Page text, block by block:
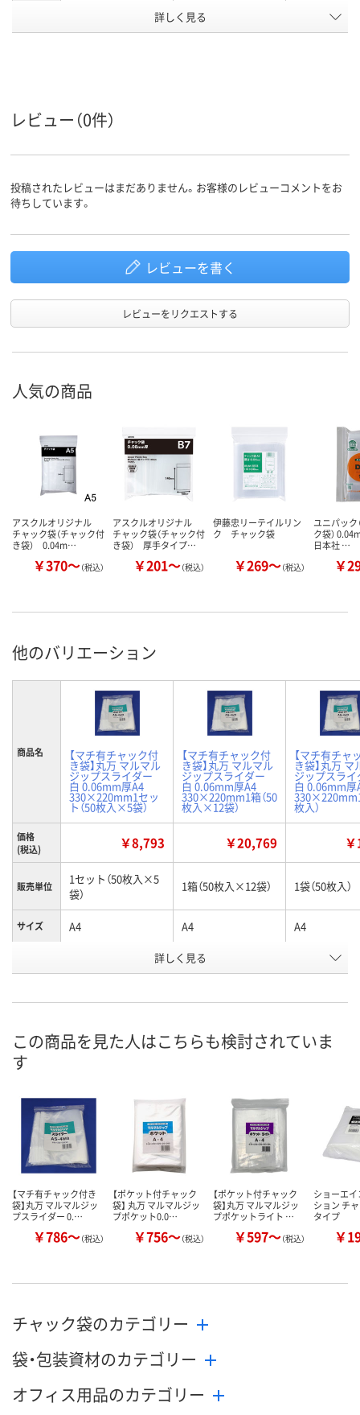
袋入り（吊しひもな
し）
袋入り（吊しひもな
し）
袋入り（吊し
し）
エチレン、LDPE（ツ
ルツルタイプ）
アスクル
スコア
詳しく見る
レビュー（0件）
投稿されたレビューはまだありません。お客様のレビューコメントをお
待ちしています。
レビューを書く
レビューをリクエストする
人気の商品
アスクルオリジナル
チャック袋（チャック付
き袋） 0.04m…
￥370～（税込）
アスクルオリジナル
チャック袋（チャック付
き袋） 厚手タイプ…
￥201～（税込）
伊藤忠リーテイルリン
ク チャック袋
￥269～（税込）
ユニパック
ク袋）
日本社 …
￥
他のバリエーション
商品名 【マチ有チャック付
き袋】丸万 マルマル
ジップスライダー
白 0.06mm厚A4
330×220mm1セッ
ト（50枚入×5袋）
【マチ有チャック付
き袋】丸万 マルマル
ジップスライダー
白 0.06mm厚A4
330×220mm1箱（50
枚入×12袋）
【マチ有チャ
き袋】丸万 マ
ジップスライ
白 0.06mm厚
枚入）
価格
(税込)
￥8,793 ￥20,769
販売単位
1セット（50枚入×5
袋）
1箱（50枚入×12袋） 1袋（50枚入）
サイズ A4 A4 A4
白
号
数量
カゴへ カゴへ
詳しく見る
この商品を見た人はこちらも検討されていま
す
【マチ有チャック付き
袋】丸万 マルマルジッ
プスライダー 0.…
￥786～（税込）
【ポケット付チャック
袋】 丸万 マルマルジッ
プポケット0.0…
￥756～（税込）
【ポケット付チャック
袋】丸万 マルマルジッ
プポケットライト …
￥597～（税込）
ショーエ
ション チ
タイプ
￥
チャック袋のカテゴリー
袋・包装資材のカテゴリー
オフィス用品のカテゴリー